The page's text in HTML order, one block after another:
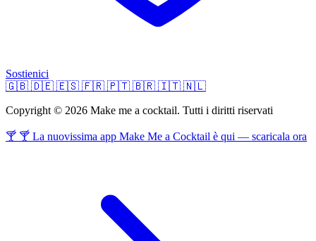
Sostienici
🇬🇧 🇩🇪 🇪🇸 🇫🇷 🇵🇹 🇧🇷 🇮🇹 🇳🇱
Copyright © 2026 Make me a cocktail. Tutti i diritti riservati
🍸 🍸 La nuovissima app Make Me a Cocktail è qui — scaricala ora